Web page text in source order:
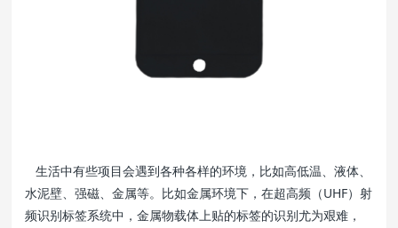
生活中有些项目会遇到各种各样的环境，比如高低温、液体、
水泥壁、强磁、金属等。比如金属环境下，在超高频（UHF）射
频识别标签系统中，金属物载体上贴的标签的识别尤为艰难，